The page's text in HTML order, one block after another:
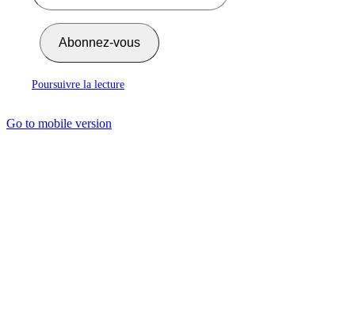
Abonnez-vous
Poursuivre la lecture
Go to mobile version